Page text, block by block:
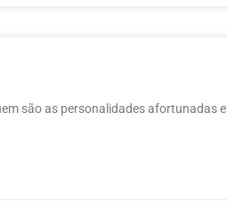
são as personalidades afortunadas e